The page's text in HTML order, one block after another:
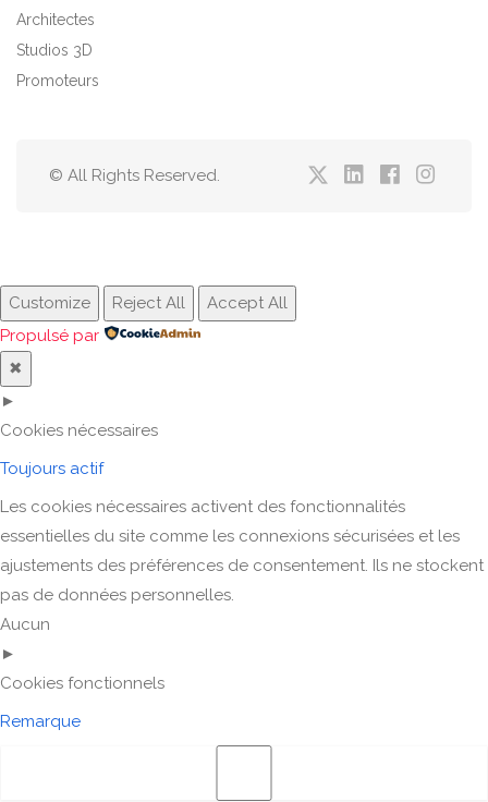
Architectes
Studios 3D
Promoteurs
© All Rights Reserved.
Customize Reject All
Accept All
Propulsé par
✖
►
Cookies nécessaires
Toujours actif
Les cookies nécessaires activent des fonctionnalités
essentielles du site comme les connexions sécurisées et les
ajustements des préférences de consentement. Ils ne stockent
pas de données personnelles.
Aucun
►
Cookies fonctionnels
Remarque